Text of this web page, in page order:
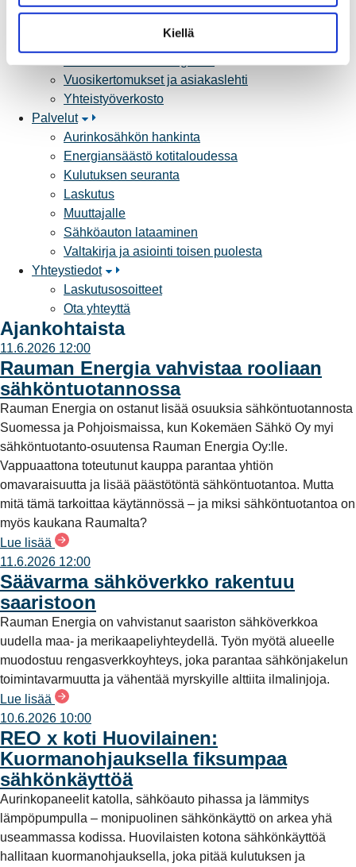
Kiellä
Vikapalvelu ja tietoa jakeluhäiriöistä
Vuosikertomukset ja asiakaslehti
Yhteistyöverkosto
Palvelut
Aurinkosähkön hankinta
Energiansäästö kotitaloudessa
Kulutuksen seuranta
Laskutus
Muuttajalle
Sähköauton lataaminen
Valtakirja ja asiointi toisen puolesta
Yhteystiedot
Laskutusosoitteet
Ota yhteyttä
Ajankohtaista
11.6.2026 12:00
Rauman Energia vahvistaa rooliaan
sähköntuotannossa
Rauman Energia on ostanut lisää osuuksia sähköntuotannosta
Suomessa ja Pohjoismaissa, kun Kokemäen Sähkö Oy myi
sähköntuotanto-osuutensa Rauman Energia Oy:lle.
Vappuaattona toteutunut kauppa parantaa yhtiön
omavaraisuutta ja lisää päästötöntä sähköntuotantoa. Mutta
mitä tämä tarkoittaa käytännössä – ja miksi sähköntuotantoa on
myös kaukana Raumalta?
Lue lisää
11.6.2026 12:00
Säävarma sähköverkko rakentuu
saaristoon
Rauman Energia on vahvistanut saariston sähköverkkoa
uudella maa- ja merikaapeliyhteydellä. Työn myötä alueelle
muodostuu rengasverkkoyhteys, joka parantaa sähkönjakelun
toimintavarmuutta ja vähentää myrskyille alttiita ilmalinjoja.
Lue lisää
10.6.2026 10:00
REO x koti Huovilainen:
Kuormanohjauksella fiksumpaa
sähkönkäyttöä
Aurinkopaneelit katolla, sähköauto pihassa ja lämmitys
lämpöpumpulla – monipuolinen sähkönkäyttö on arkea yhä
useammassa kodissa. Huovilaisten kotona sähkönkäyttöä
hallitaan kuormanohjauksella, joka pitää kulutuksen ja